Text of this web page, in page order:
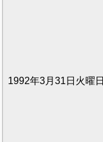
1992年3月31日火曜日